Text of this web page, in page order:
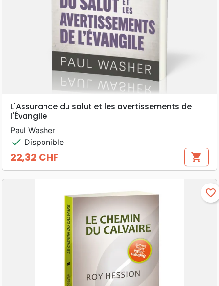
L'Assurance du salut et les avertissements de
l'Évangile
Paul Washer
check Disponible
Prix
22,32 CHF shopping_cart
favorite_border